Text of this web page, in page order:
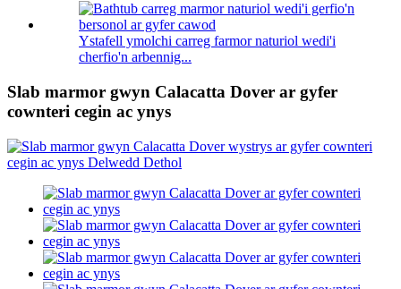
Ystafell ymolchi carreg farmor naturiol wedi'i
cherfio'n arbennig...
Slab marmor gwyn Calacatta Dover ar gyfer
cownteri cegin ac ynys